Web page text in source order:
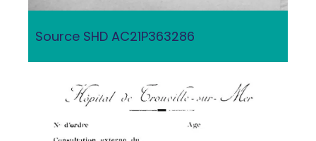
Source SHD AC21P363286